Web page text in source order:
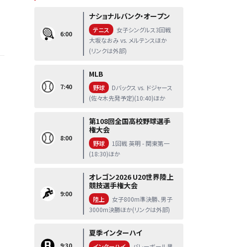
6:00
ナショナルバンク・オープン
テニス
女子シングルス3回戦
大坂なおみ vs. メルテンスほか
(リンクは外部)
7:40
MLB
野球
Dバックス vs. ドジャース
(佐々木先発予定)(10:40)ほか
8:00
第108回全国高校野球選手
権大会
野球
1回戦 英明 - 関東第一
(18:30)ほか
9:00
オレゴン2026 U20世界陸上
競技選手権大会
陸上
女子800m準決勝、男子
3000m決勝ほか(リンクは外部)
9:30
夏季インターハイ